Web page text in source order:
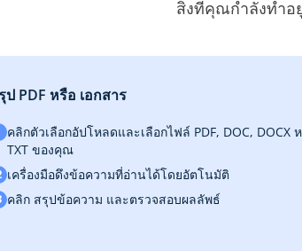
สิ่งที่คุณกำลังทำอ
ป PDF หรือ เอกสาร
คลิกตัวเลือกอัปโหลดและเลือกไฟล์ PDF, DOC, DOCX
TXT ของคุณ
เครื่องมือดึงข้อความที่อ่านได้โดยอัตโนมัติ
คลิก สรุปข้อความ และตรวจสอบผลลัพธ์